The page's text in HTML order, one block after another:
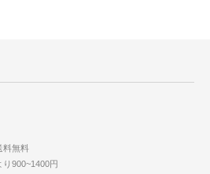
料無料
900~1400円